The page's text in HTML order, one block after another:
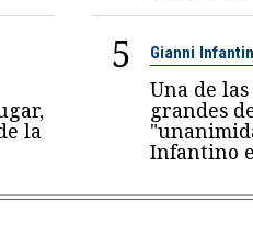
la
5 Gianni
Una de
grandes
Infantino